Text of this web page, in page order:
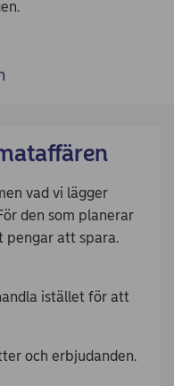
vad vi lägger
den som planerar
pengar att spara.
istället för att
och erbjudanden.